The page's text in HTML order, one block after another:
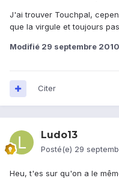
J'ai trouver Touchpal,
que la virgule et toujours
Modifié 29 septembre 2010
Citer
Ludo13
Posté(e) 29
Heu, t'es sur qu'on a le